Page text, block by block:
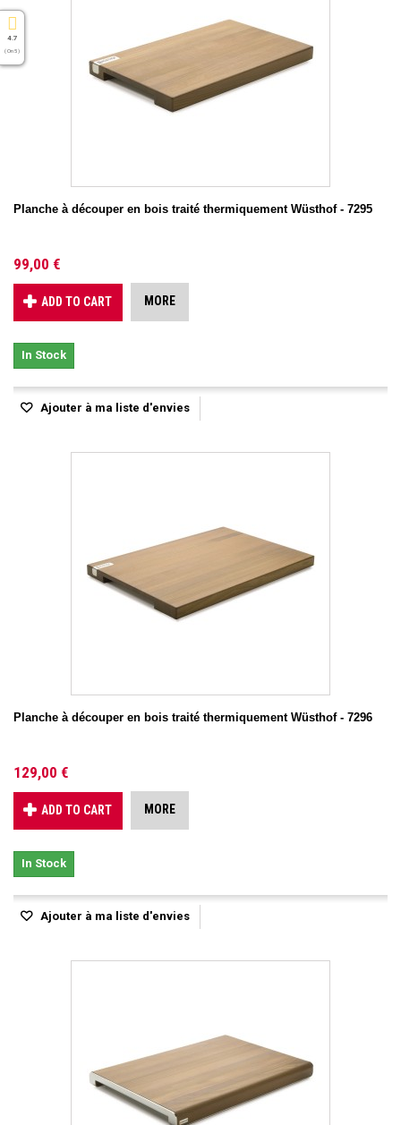
Planche à découper en bois traité thermiquement Wüsthof - 7295
99,00 €
ADD TO CART MORE
In Stock
Ajouter à ma liste d'envies
Planche à découper en bois traité thermiquement Wüsthof - 7296
129,00 €
ADD TO CART MORE
In Stock
Ajouter à ma liste d'envies
4.7
( On 5 )